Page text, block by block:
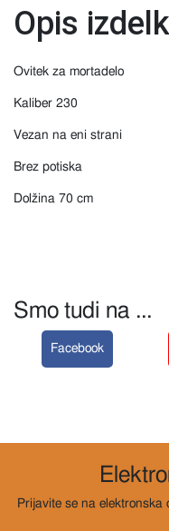
Smo tudi na ...
Facebook
Opis
Ovitek za mortadelo
Kaliber 230
Vezan na eni strani
Brez potiska
Dolžina 70 cm
Prijavite se na elektronska